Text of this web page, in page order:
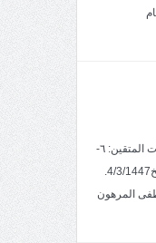
خطبة الجمعة: سمات المتقين: ٦-
عمل الإحسان بتاريخ4/3/1447.
المرهون